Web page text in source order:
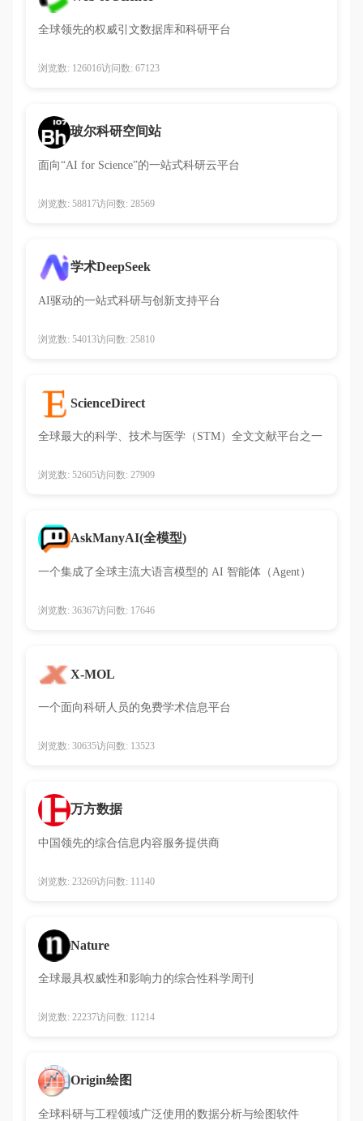
全球领先的权威引文数据库和科研平台
浏览数: 126016访问数: 67123
玻尔科研空间站
面向“AI for Science”的一站式科研云平台
浏览数: 58817访问数: 28569
学术DeepSeek
AI驱动的一站式科研与创新支持平台
浏览数: 54013访问数: 25810
ScienceDirect
全球最大的科学、技术与医学（STM）全文文献平台之一
浏览数: 52605访问数: 27909
AskManyAI(全模型)
一个集成了全球主流大语言模型的 AI 智能体（Agent）
浏览数: 36367访问数: 17646
X-MOL
一个面向科研人员的免费学术信息平台
浏览数: 30635访问数: 13523
万方数据
中国领先的综合信息内容服务提供商
浏览数: 23269访问数: 11140
Nature
全球最具权威性和影响力的综合性科学周刊
浏览数: 22237访问数: 11214
Origin绘图
全球科研与工程领域广泛使用的数据分析与绘图软件